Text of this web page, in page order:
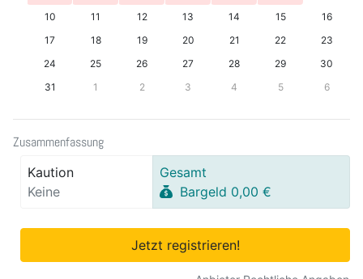
10
11 12 13 14 15
16
17
18 19 20 21 22
23
24
25 26 27 28 29
30
31
1 2 3 4 5 6
Zusammenfassung
Kaution
Keine
Gesamt
Bargeld 0,00 €
Jetzt registrieren!